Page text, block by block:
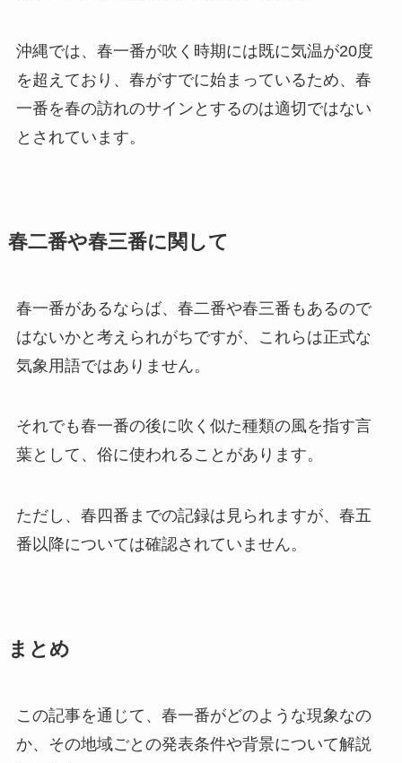
沖縄では、春一番が吹く時期には既に気温が20度
を超えており、春がすでに始まっているため、春
一番を春の訪れのサインとするのは適切ではない
とされています。
春二番や春三番に関して
春一番があるならば、春二番や春三番もあるので
はないかと考えられがちですが、これらは正式な
気象用語ではありません。
それでも春一番の後に吹く似た種類の風を指す言
葉として、俗に使われることがあります。
ただし、春四番までの記録は見られますが、春五
番以降については確認されていません。
まとめ
この記事を通じて、春一番がどのような現象なの
か、その地域ごとの発表条件や背景について解説